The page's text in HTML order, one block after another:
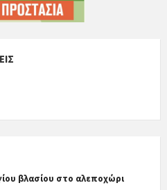
βλασίου στο αλεποχώρι